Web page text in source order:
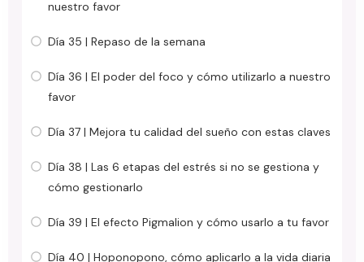
nuestro favor
Día 35 | Repaso de la semana
Día 36 | El poder del foco y cómo utilizarlo a nuestro
favor
Día 37 | Mejora tu calidad del sueño con estas claves
Día 38 | Las 6 etapas del estrés si no se gestiona y
cómo gestionarlo
Día 39 | El efecto Pigmalion y cómo usarlo a tu favor
Día 40 | Hoponopono, cómo aplicarlo a la vida diaria